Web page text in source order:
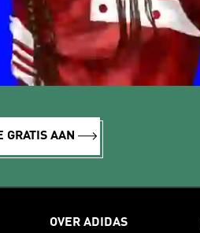
GRATIS AAN
OVER ADIDAS